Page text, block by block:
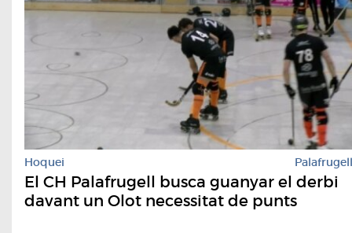
Hoquei Palafrugell
El CH Palafrugell busca guanyar el derbi
davant un Olot necessitat de punts